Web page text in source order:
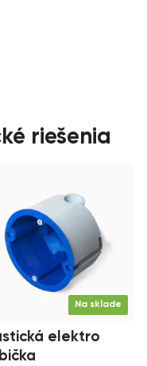
riešenia
Na sklade
elektro